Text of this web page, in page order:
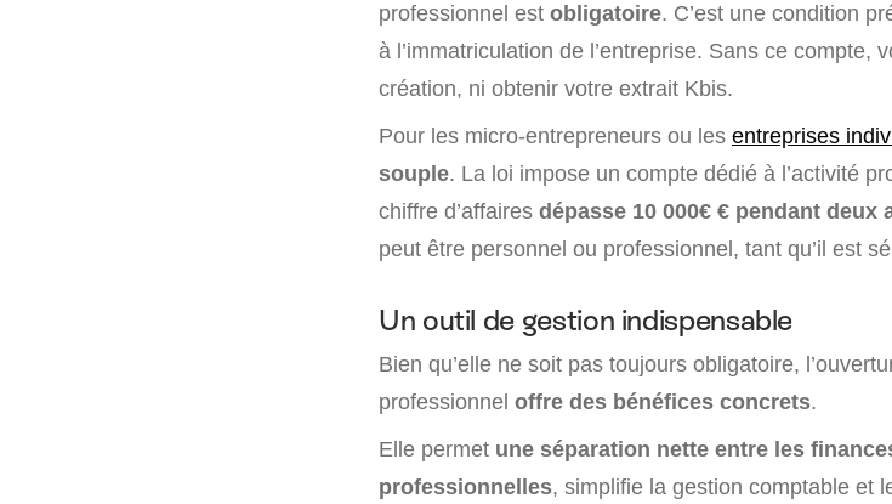
professionnel est obligatoire. C’est une condition
à l’immatriculation de l’entreprise. Sans ce compte,
création, ni obtenir votre extrait Kbis.
Pour les micro-entrepreneurs ou les entreprises
souple. La loi impose un compte dédié à l’activité
chiffre d’affaires dépasse 10 000€ € pendant deux
peut être personnel ou professionnel, tant qu’il est
Un outil de gestion indispensable
Bien qu’elle ne soit pas toujours obligatoire,
professionnel offre des bénéfices concrets.
Elle permet une séparation nette entre les
professionnelles, simplifie la gestion comptable et